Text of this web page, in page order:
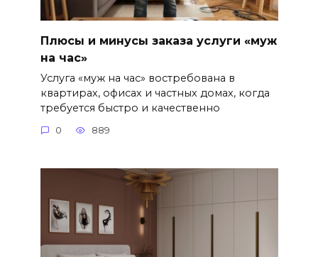
Плюсы и минусы заказа услуги «муж
на час»
Услуга «муж на час» востребована в
квартирах, офисах и частных домах, когда
требуется быстро и качественно
0 889